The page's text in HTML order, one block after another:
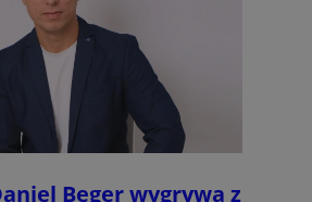
Beger wygrywa z